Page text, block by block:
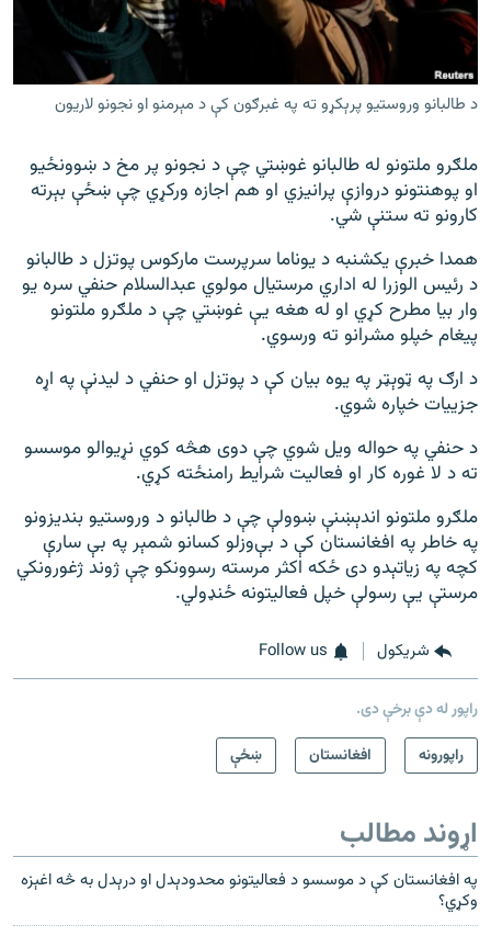
د طالبانو وروستيو پرېکړو ته په غبرګون کې د مېرمنو او نجونو لاريون
ملګرو ملتونو له طالبانو غوښتي چې د نجونو پر مخ د ښوونځیو
او پوهنتونو دروازې پرانیزي او هم اجازه ورکړي چې ښځې بېرته
کارونو ته ستنې شي.
همدا خبرې یکشنبه د یوناما سرپرست مارکوس پوتزل د طالبانو
د رئیس الوزرا له اداري مرستیال مولوي عبدالسلام حنفي سره یو
وار بیا مطرح کړي او له هغه یې غوښتي چې د ملګرو ملتونو
پيغام خپلو مشرانو ته ورسوي.
د ارګ په ټوېټر په یوه بیان کې د پوتزل او حنفي د لیدنې په اړه
جزییات خپاره شوي.
د حنفي په حواله ویل شوي چې دوی هڅه کوي نړیوالو موسسو
ته د لا غوره کار او فعالیت شرایط رامنځته کړي.
ملګرو ملتونو اندېښنې ښوولې چې د طالبانو د وروستیو بندیزونو
په خاطر په افغانستان کې د بې‌وزلو کسانو شمېر په بې سارې
کچه په زیاتېدو دی ځکه اکثر مرسته رسوونکو چې ژوند ژغورونکي
مرستې یې رسولې خپل فعالیتونه ځنډولي.
شريکول Follow us
راپور له دې برخې دی.
راپورونه
افغانستان ښځې
اړوند مطالب
په افغانستان کې د موسسو د فعالیتونو محدودېدل او درېدل به څه اغېزه
وکړي؟